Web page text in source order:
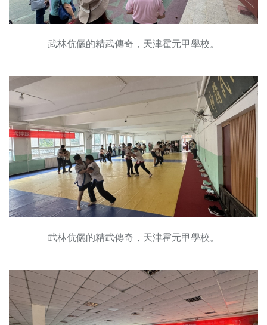
武林伉儷的精武傳奇，天津霍元甲學校。
武林伉儷的精武傳奇，天津霍元甲學校。